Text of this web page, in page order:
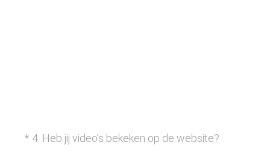
* 4. Heb jij video’s bekeken op de website?
(Vereist.)